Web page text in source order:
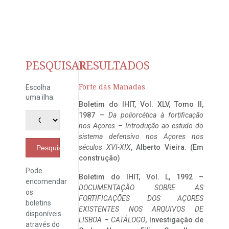
PESQUISAR
Escolha
uma ilha:
Pesquisar
Pode
encomendar
os
boletins
disponíveis
através do
RESULTADOS
Forte das Manadas
Boletim do IHIT, Vol. XLV, Tomo II,
1987 – Da poliorcética à fortificação
nos Açores – Introdução ao estudo do
sistema defensivo nos Açores nos
séculos XVI-XIX, Alberto Vieira. (Em
construção)
Boletim do IHIT, Vol. L, 1992 –
DOCUMENTAÇÃO SOBRE AS
FORTIFICAÇÕES DOS AÇORES
EXISTENTES NOS ARQUIVOS DE
LISBOA – CATÁLOGO, Investigação de